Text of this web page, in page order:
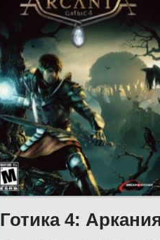
Готика 4: